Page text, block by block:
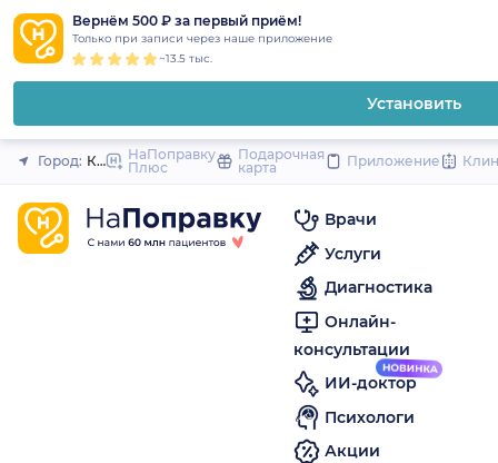
Вернём 500 ₽ за первый приём!
Только при записи через наше приложение
~13.5 тыс.
Установить
Закрыть
Город: КрасноярскНаПоправку
Плюс
Подарочная
карта
Приложение
Врачи
Услуги
Диагностика
Онлайн-
консультации
ИИ-доктор
Психологи
Акции